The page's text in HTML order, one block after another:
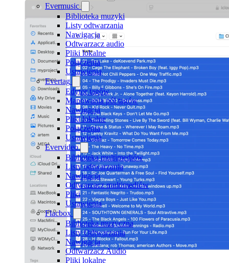
Evermusic
Biblioteka muzyki
Listy odtwarzania
Nawigacja
Odtwarzacz audio
Pliki lokalne
Połączenia
Ustawienia
Evertag
Edytor tagów
Mapowania pól tagów
Nawigacja
Pliki lokalne
Połączenia
Ustawienia
Evervideo
Biblioteka multimediów
Listy odtwarzania
Nawigacja
Odtwarzacz multimediów
Pliki
Ustawienia
Flacbox
Biblioteka muzyczna
Listy Odtwarzania
Nawigacja
Odtwarzacz Audio
Pliki lokalne